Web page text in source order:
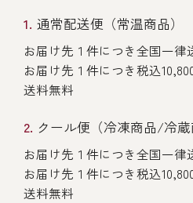
通常配送便（常温商品）
お届け先１件につき全国一律
お届け先１件につき税込
送料無料
クール便（冷凍商品/冷蔵
お届け先１件につき全国一律
お届け先１件につき税込
送料無料